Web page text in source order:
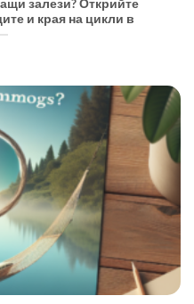
залези? Открийте
и края на цикли в